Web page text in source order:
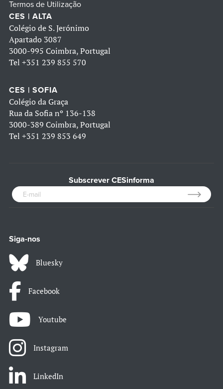
Termos de Utilização
CES | ALTA
Colégio de S. Jerónimo
Apartado 3087
3000-995 Coimbra, Portugal
Tel +351 239 855 570
CES | SOFIA
Colégio da Graça
Rua da Sofia nº 136-138
3000-389 Coimbra, Portugal
Tel +351 239 853 649
Subscrever CESinforma
Siga-nos
Bluesky
Facebook
Youtube
Instagram
LinkedIn